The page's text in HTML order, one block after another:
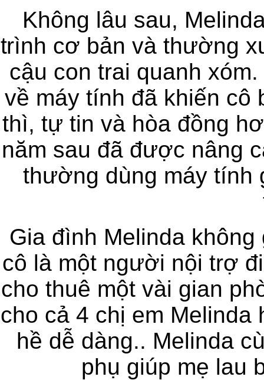
Không lâu sau,
trình cơ bản và thường
cậu con trai quanh
về máy tính đã khiến cô
thì, tự tin và hòa đồng
năm sau đã được nâng
thường dùng máy tính
Gia đình Melinda
cô là một người nội trợ
cho thuê một vài gian
cho cả 4 chị em Melinda
hề dễ dàng.. Melinda
phụ giúp mẹ lau